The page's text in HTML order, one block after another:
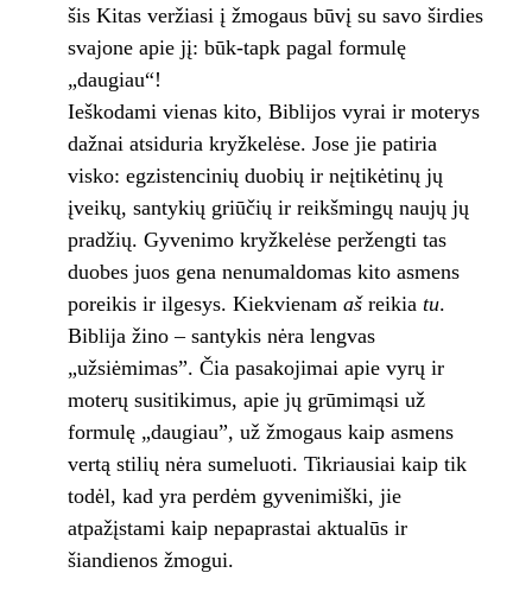
šis Kitas veržiasi į žmogaus būvį su savo širdies
svajone apie jį: būk-tapk pagal formulę
„daugiau“!
Ieškodami vienas kito, Biblijos vyrai ir moterys
dažnai atsiduria kryžkelėse. Jose jie patiria
visko: egzistencinių duobių ir neįtikėtinų jų
įveikų, santykių griūčių ir reikšmingų naujų jų
pradžių. Gyvenimo kryžkelėse peržengti tas
duobes juos gena nenumaldomas kito asmens
poreikis ir ilgesys. Kiekvienam ašreikia tu.
Biblija žino – santykis nėra lengvas
„užsiėmimas”. Čia pasakojimai apie vyrų ir
moterų susitikimus, apie jų grūmimąsi už
formulę „daugiau”, už žmogaus kaip asmens
vertą stilių nėra sumeluoti. Tikriausiai kaip tik
todėl, kad yra perdėm gyvenimiški, jie
atpažįstami kaip nepaprastai aktualūs ir
šiandienos žmogui.